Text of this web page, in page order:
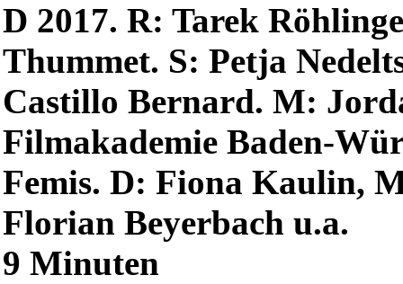
D 2017. R: Tarek
Thummet. S: Petja
Castillo Bernard. M:
Filmakademie Baden-
Femis. D: Fiona Kaulin,
Florian Beyerbach u.a.
9 Minuten